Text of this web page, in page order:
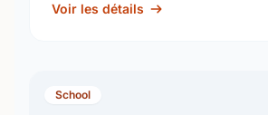
development of informed,
Voir les détails
School